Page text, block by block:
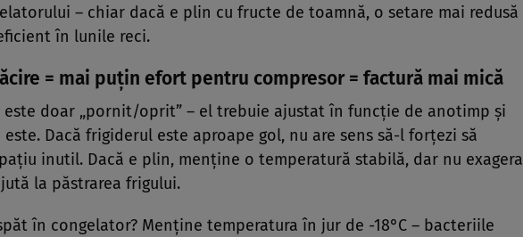
– chiar dacă e plin cu fructe de toamnă, o setare mai redusă
în lunile reci.
= mai puțin efort pentru compresor = factură mai mică
este doar „pornit/oprit” – el trebuie ajustat în funcție de anotimp și
Dacă frigiderul este aproape gol, nu are sens să-l forțezi să
inutil. Dacă e plin, menține o temperatură stabilă, dar nu exagera
la păstrarea frigului.
în congelator? Menține temperatura în jur de -18°C – bacteriile